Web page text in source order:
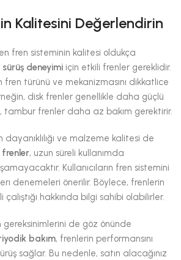
Kalitesini Değerlendirin
fren sisteminin kalitesi oldukça
deneyimi için etkili frenler gereklidir.
fren türünü ve mekanizmasını dikkatlice
disk frenler genellikle daha güçlü
tambur frenler daha az bakım gerektirir.
dayanıklılığı ve malzeme kalitesi de
frenler, uzun süreli kullanımda
Kullanıcıların fren sistemini
denemeleri önerilir. Böylece, frenlerin
çalıştığı hakkında bilgi sahibi olabilirler.
gereksinimlerini de göz önünde
bakım, frenlerin performansını
sağlar. Bu nedenle, satın alacağınız